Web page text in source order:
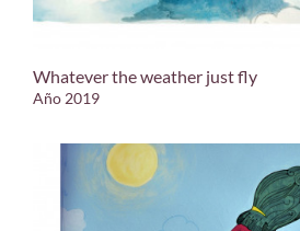
Whatever the weather just fly
Año 2019